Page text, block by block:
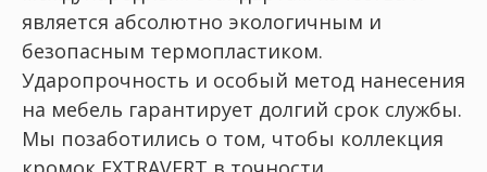
является абсолютно экологичным и
безопасным термопластиком.
Ударопрочность и особый метод нанесения
на мебель гарантирует долгий срок службы.
Мы позаботились о том, чтобы коллекция